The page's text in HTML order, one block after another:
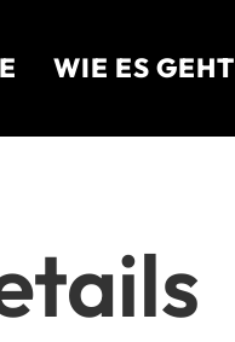
WIE ES GEHT